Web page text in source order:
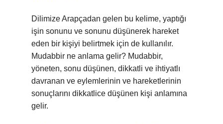
Dilimize Arapçadan gelen bu kelime, yaptığı
işin sonunu ve sonunu düşünerek hareket
eden bir kişiyi belirtmek için de kullanılır.
Mudabbir ne anlama gelir? Mudabbir,
yöneten, sonu düşünen, dikkatli ve ihtiyatlı
davranan ve eylemlerinin ve hareketlerinin
sonuçlarını dikkatlice düşünen kişi anlamına
gelir.